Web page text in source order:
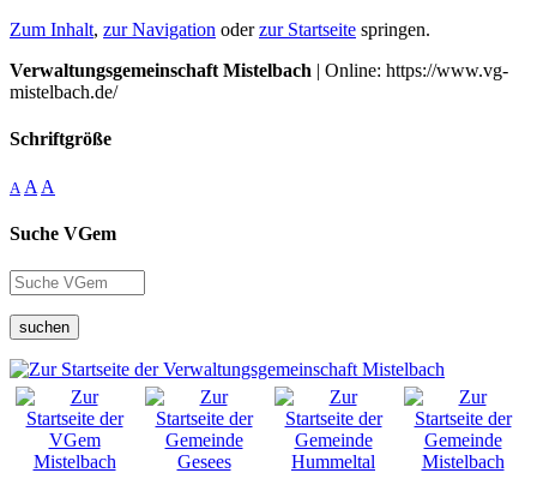
Zum Inhalt, zur Navigation oderzur Startseite springen.
Verwaltungsgemeinschaft Mistelbach | Online: https://www.vg-
mistelbach.de/
Schriftgröße
A A A
Suche VGem
suchen